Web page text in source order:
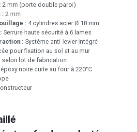
2 mm (porte double paroi)
: 2 mm
: 4 cylindres acier Ø 18 mm
Serrure haute sécurité à 6 lames
: Système anti-levier intégré
pour fixation au sol et au mur
selon lot de fabrication
noire cuite au four à 220°C